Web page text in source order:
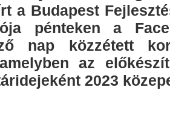
a Budapest
pénteken a
nap közzétett
az
2023